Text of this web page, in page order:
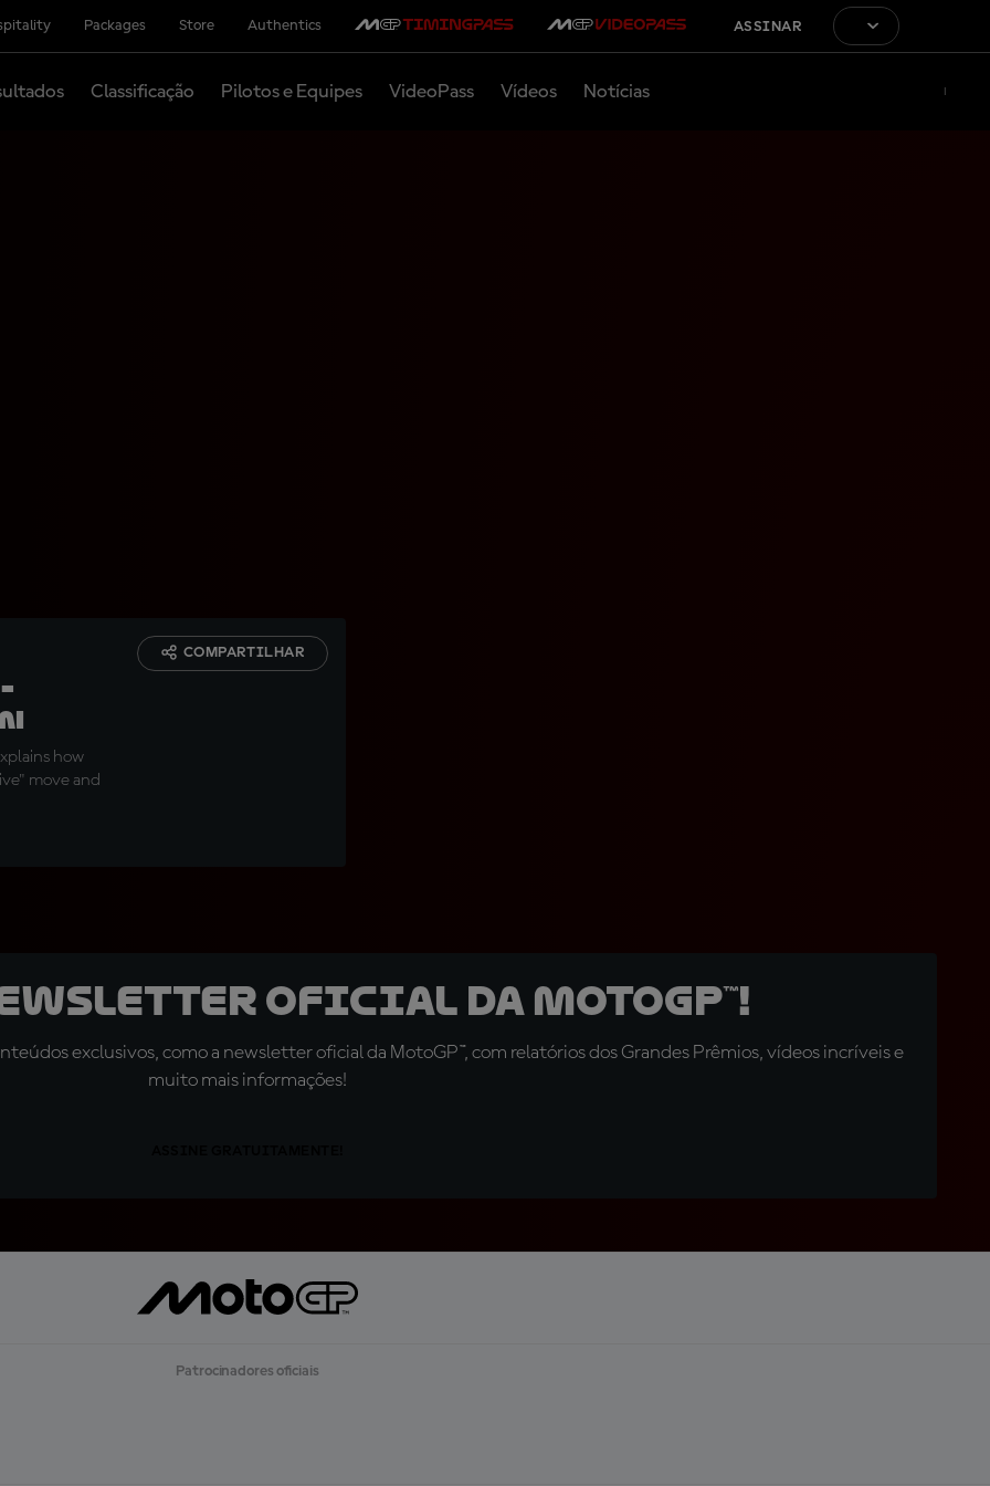
Packages Store Authentics ASSINAR
Classificação Pilotos e Equipes VideoPass Vídeos Notícias
how
move and
COMPARTILHAR
oficial da MotoGP™!
exclusivos, como a newsletter oficial da MotoGP™, com relatórios dos Grandes Prêmios, vídeos incríveis e
muito mais informações!
Patrocinadores oficiais